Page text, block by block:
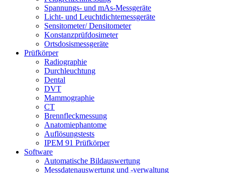
Spannungs- und mAs-Messgeräte
Licht- und Leuchtdichtemessgeräte
Sensitometer/ Densitometer
Konstanzprüfdosimeter
Ortsdosismessgeräte
Prüfkörper
Radiographie
Durchleuchtung
Dental
DVT
Mammographie
CT
Brennfleckmessung
Anatomiephantome
Auflösungstests
IPEM 91 Prüfkörper
Software
Automatische Bildauswertung
Messdatenauswertung und -verwaltung